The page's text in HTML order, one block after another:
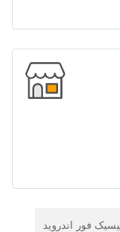
فور اندروید